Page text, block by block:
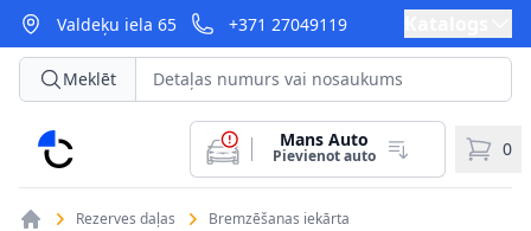
Valdeķu iela 65 +371 27049119
CarParts
Meklēt
Mans Auto
Pievienot auto 0
Rezerves daļas
Bremzēšanas iekārta